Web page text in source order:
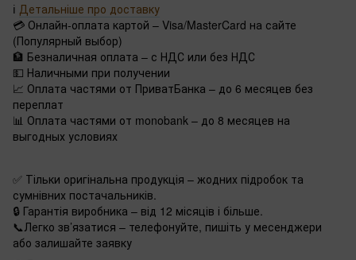
ℹ️ Детальніше про доставку
💳 Онлайн-оплата картой – Visa/MasterCard на сайте
(Популярный выбор)
🏦 Безналичная оплата – с НДС или без НДС
💵 Наличными при получении
📈 Оплата частями от ПриватБанка – до 6 месяцев без
переплат
📊 Оплата частями от monobank – до 8 месяцев на
выгодных условиях
✅ Тільки оригінальна продукція – жодних підробок та
сумнівних постачальників.
🔒 Гарантія виробника – від 12 місяців і більше.
📞Легко зв’язатися – телефонуйте, пишіть у месенджери
або залишайте заявку